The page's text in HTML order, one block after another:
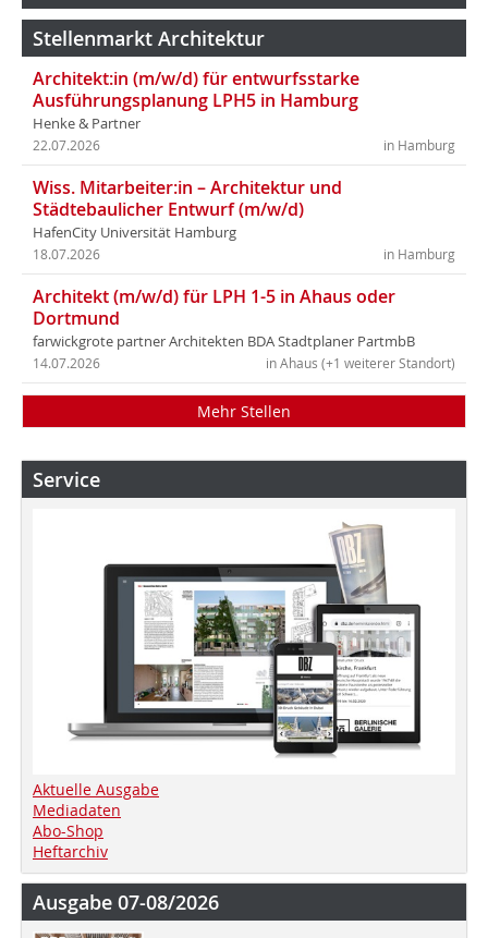
Stellenmarkt Architektur
Architekt:in (m/w/d) für entwurfsstarke
Ausführungsplanung LPH5 in Hamburg
Henke & Partner
in Hamburg
22.07.2026
Wiss. Mitarbeiter:in – Architektur und
Städtebaulicher Entwurf (m/w/d)
HafenCity Universität Hamburg
in Hamburg
18.07.2026
Architekt (m/w/d) für LPH 1-5 in Ahaus oder
Dortmund
farwickgrote partner Architekten BDA Stadtplaner PartmbB
in Ahaus (+1 weiterer Standort)
14.07.2026
Mehr Stellen
Service
Aktuelle Ausgabe
Mediadaten
Abo-Shop
Heftarchiv
Ausgabe 07-08/2026